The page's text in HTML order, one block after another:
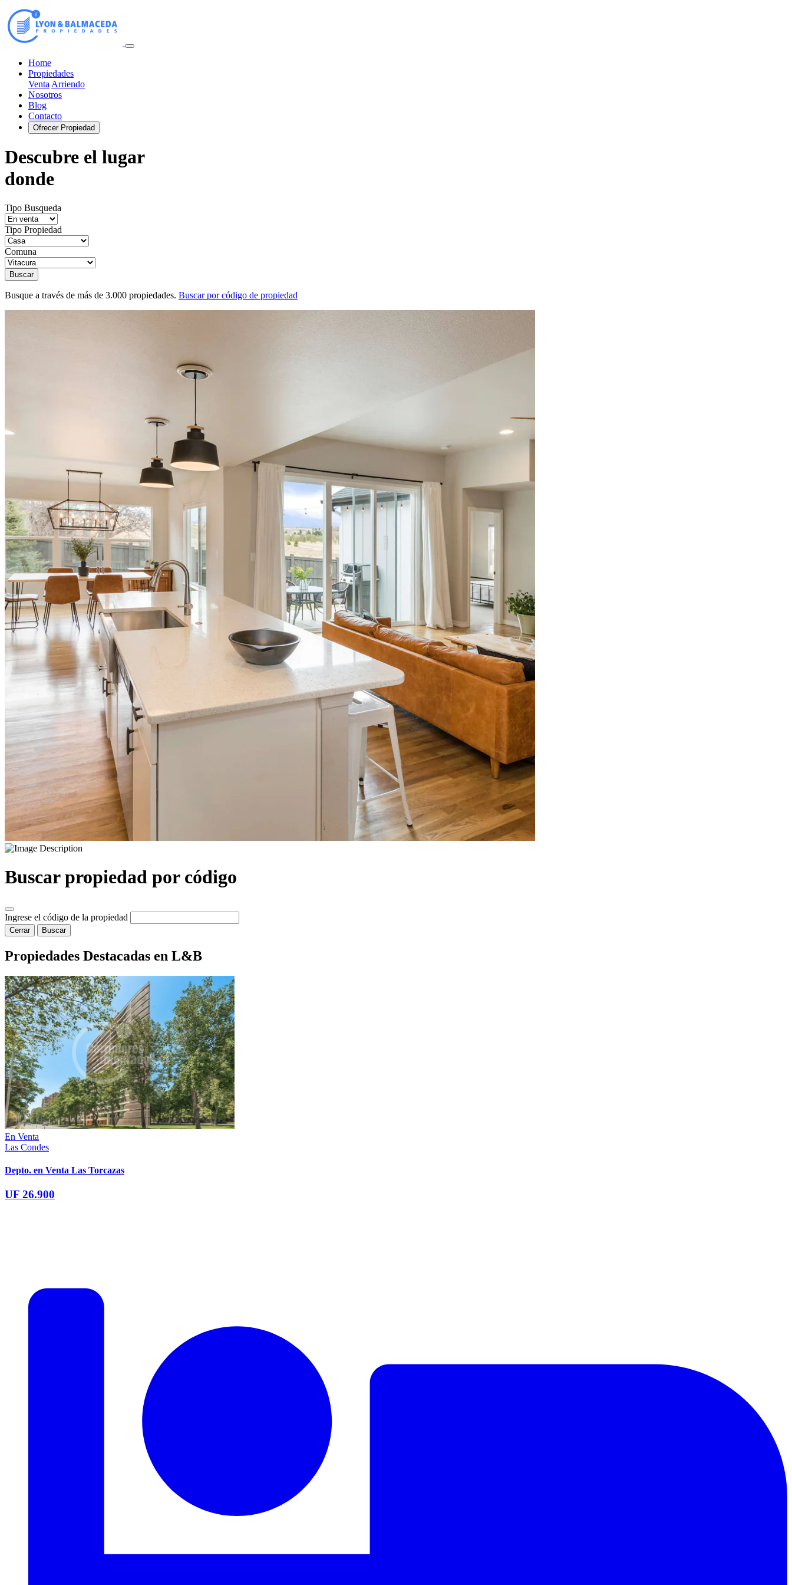
Home
Propiedades
Venta Arriendo
Nosotros
Blog
Contacto
Ofrecer Propiedad
Descubre el lugar
donde
Tipo Busqueda
Tipo Propiedad
Comuna
Buscar
Busque a través de más de 3.000 propiedades. Buscar por código de propiedad
Buscar propiedad por código
Ingrese el código de la propiedad
Cerrar Buscar
Propiedades Destacadas en L&B
En Venta
Las Condes
Depto. en Venta Las Torcazas
UF 26.900